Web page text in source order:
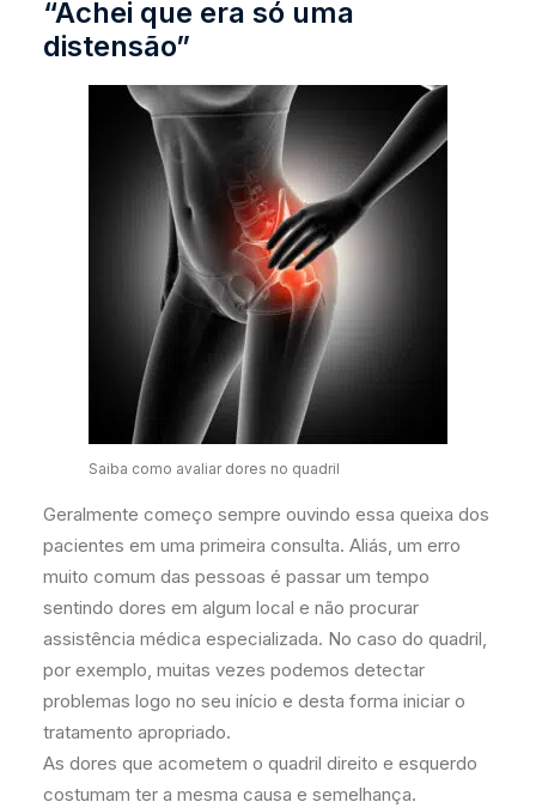
“Achei que era só uma
distensão”
Saiba como avaliar dores no quadril
Geralmente começo sempre ouvindo essa queixa dos
pacientes em uma primeira consulta. Aliás, um erro
muito comum das pessoas é passar um tempo
sentindo dores em algum local e não procurar
assistência médica especializada. No caso do quadril,
por exemplo, muitas vezes podemos detectar
problemas logo no seu início e desta forma iniciar o
tratamento apropriado.
As dores que acometem o quadril direito e esquerdo
costumam ter a mesma causa e semelhança.